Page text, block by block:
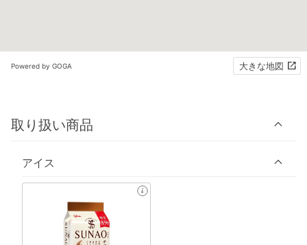
Powered by GOGA 大きな地図
取り扱い商品
アイス